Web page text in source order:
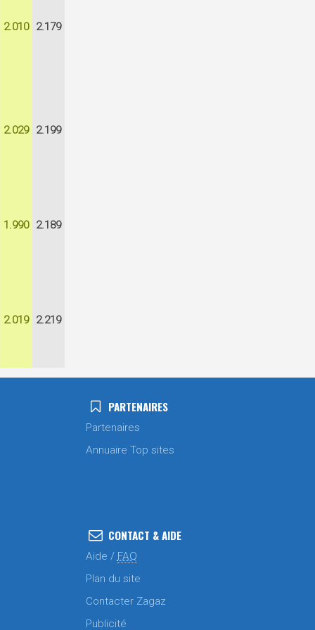
2.010 2.179
2.029 2.199
1.990 2.189
2.019 2.219
PARTENAIRES
Partenaires
Annuaire Top sites
CONTACT & AIDE
Aide / FAQ
Plan du site
Contacter Zagaz
Publicité